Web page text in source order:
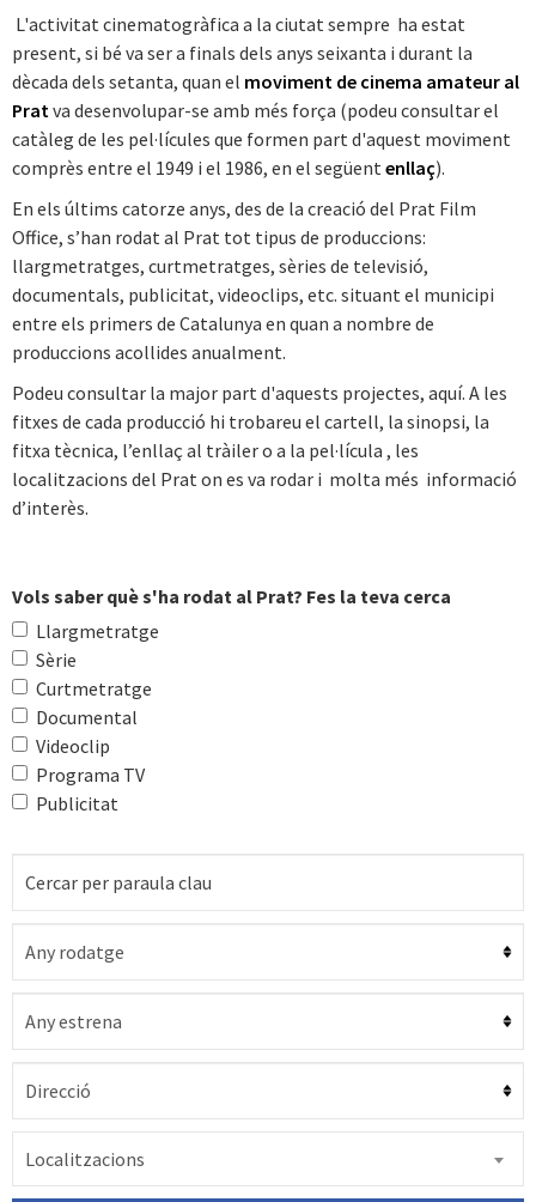
L'activitat cinematogràfica a la ciutat sempre ha estat
present, si bé va ser a finals dels anys seixanta i durant la
dècada dels setanta, quan el moviment de cinema amateur al
Pratva desenvolupar-se amb més força (podeu consultar el
catàleg de les pel·lícules que formen part d'aquest moviment
comprès entre el 1949 i el 1986, en el següentenllaç).
En els últims catorze anys, des de la creació del Prat Film
Office, s’han rodat al Prat tot tipus de produccions:
llargmetratges, curtmetratges, sèries de televisió,
documentals, publicitat, videoclips, etc. situant el municipi
entre els primers de Catalunya en quan a nombre de
produccions acollides anualment.
Podeu consultar la major part d'aquests projectes, aquí. A les
fitxes de cada producció hi trobareu el cartell, la sinopsi, la
fitxa tècnica, l’enllaç al tràiler o a la pel·lícula , les
localitzacions del Prat on es va rodar i molta més informació
d’interès.
Vols saber què s'ha rodat al Prat? Fes la teva cerca
Llargmetratge
Sèrie
Curtmetratge
Documental
Videoclip
Programa TV
Publicitat
Localitzacions